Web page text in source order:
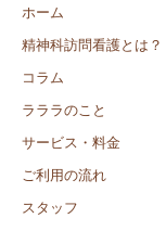
ホーム
精神科訪問看護とは？
コラム
ラララのこと
サービス・料金
ご利用の流れ
スタッフ